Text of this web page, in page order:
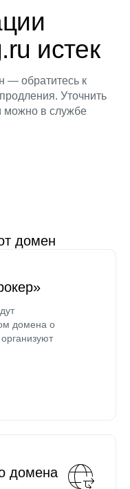
истек
— обратитесь к
Уточнить
можно в службе
домен
домена о
домена